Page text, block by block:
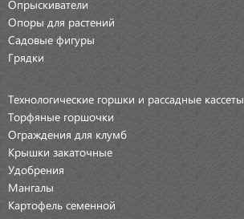
Опрыскиватели
Опоры для растений
Садовые фигуры
Грядки
Технологические горшки и рассадные кассеты
Торфяные горшочки
Ограждения для клумб
Крышки закаточные
Удобрения
Мангалы
Картофель семенной